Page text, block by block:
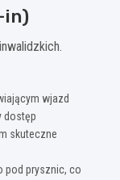
in)
wjazd
dostęp
skuteczne
pod prysznic, co